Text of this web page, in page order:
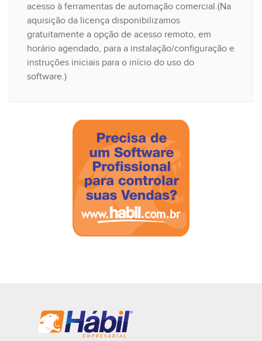
acesso à ferramentas de automação comercial.(Na
aquisição da licença disponibilizamos
gratuitamente a opção de acesso remoto, em
horário agendado, para a instalação/configuração e
instruções iniciais para o início do uso do
software.)